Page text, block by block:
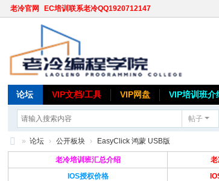
老冷官网 EC培训联系老冷QQ1920712147
论坛 VIP文档/工具 VIP网盘 VIP培训班介
帖子
» 论坛 › 公开板块 › EasyClick 鸿蒙 USB版
老冷培训班汇总介绍
IOS授权价格